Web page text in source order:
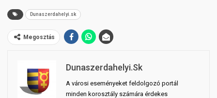
Dunaszerdahelyi.sk
Megosztás
Dunaszerdahelyi.sk
A városi eseményeket feldolgozó portál
minden korosztály számára érdekes